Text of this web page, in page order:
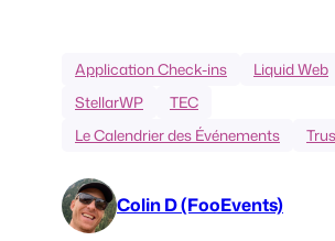
Application Check-ins Liquid Web
StellarWP
TEC
Le Calendrier des Événements
Colin D (FooEvents)